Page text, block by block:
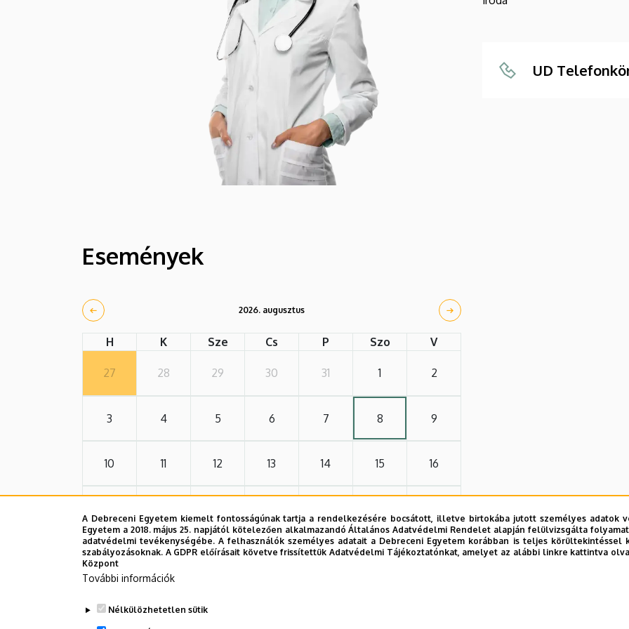
UD
Események
2026. augusztus
H K Sze Cs P Szo V
27 28 29 30 31 1 2
3 4 5 6 7 8 9
10 11 12 13 14 15 16
24 25 26 27 28 29 30
A Debreceni Egyetem kiemelt fontosságúnak tartja a rendelkezésére bocsátott, illetve birtokába jutott személyes adatok
Egyetem a 2018. május 25. napjától kötelezően alkalmazandó Általános Adatvédelmi Rendelet alapján felülvizsgálta
adatvédelmi tevékenységébe. A felhasználók személyes adatait a Debreceni Egyetem korábban is teljes
szabályozásoknak. A GDPR előírásait követve frissítettük Adatvédelmi Tájékoztatónkat, amelyet az alábbi linkre kattintva
Központ
További információk
Nélkülözhetetlen sütik